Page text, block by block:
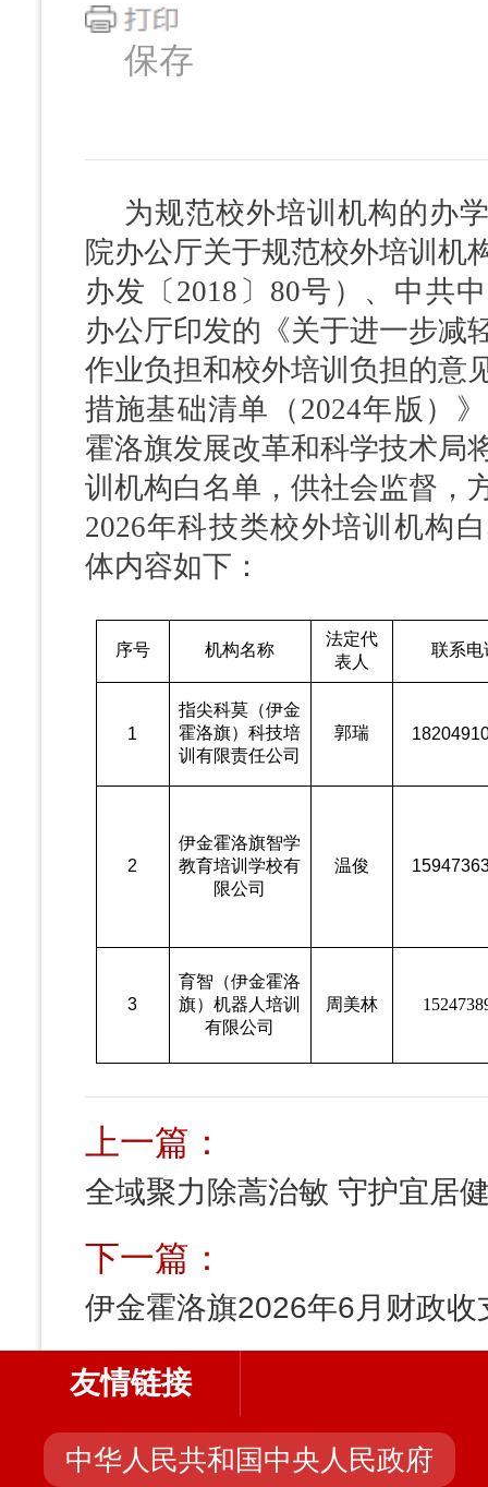
保存
为规范校外培训机构的办
院办公厅关于规范校外培训机
办发〔 2018〕80号）、中共
办公厅印发的《关于进一步减
作业负担和校外培训负担的意
措施基础清单（2024年版）
霍洛旗发展改革和科学技术局
训机构白名单，供社会监督，
2026年科技类校外培训机构
体内容如下：
序号 机构名称
法定代
表人
联系电
1
指尖科莫（伊金
霍洛旗）科技培
训有限责任公司
郭瑞
2
伊金霍洛旗智学
教育培训学校有
限公司
温俊
3
育智（伊金霍洛
旗）机器人培训
有限公司
周美林
上一篇：
全域聚力除蒿治敏 守护宜居
下一篇：
伊金霍洛旗2026年6月财政收
友情链接
中华人民共和国中央人民政府